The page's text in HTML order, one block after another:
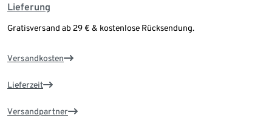
Lieferung
Gratisversand ab 29 € & kostenlose Rücksendung.
Versandkosten
Lieferzeit
Versandpartner